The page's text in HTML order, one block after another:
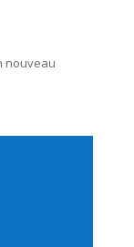
nouveau